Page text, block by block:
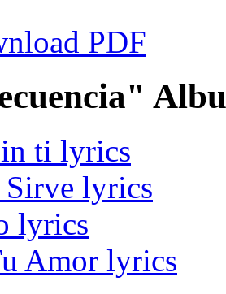
PDF
ti lyrics
Sirve lyrics
lyrics
Amor lyrics